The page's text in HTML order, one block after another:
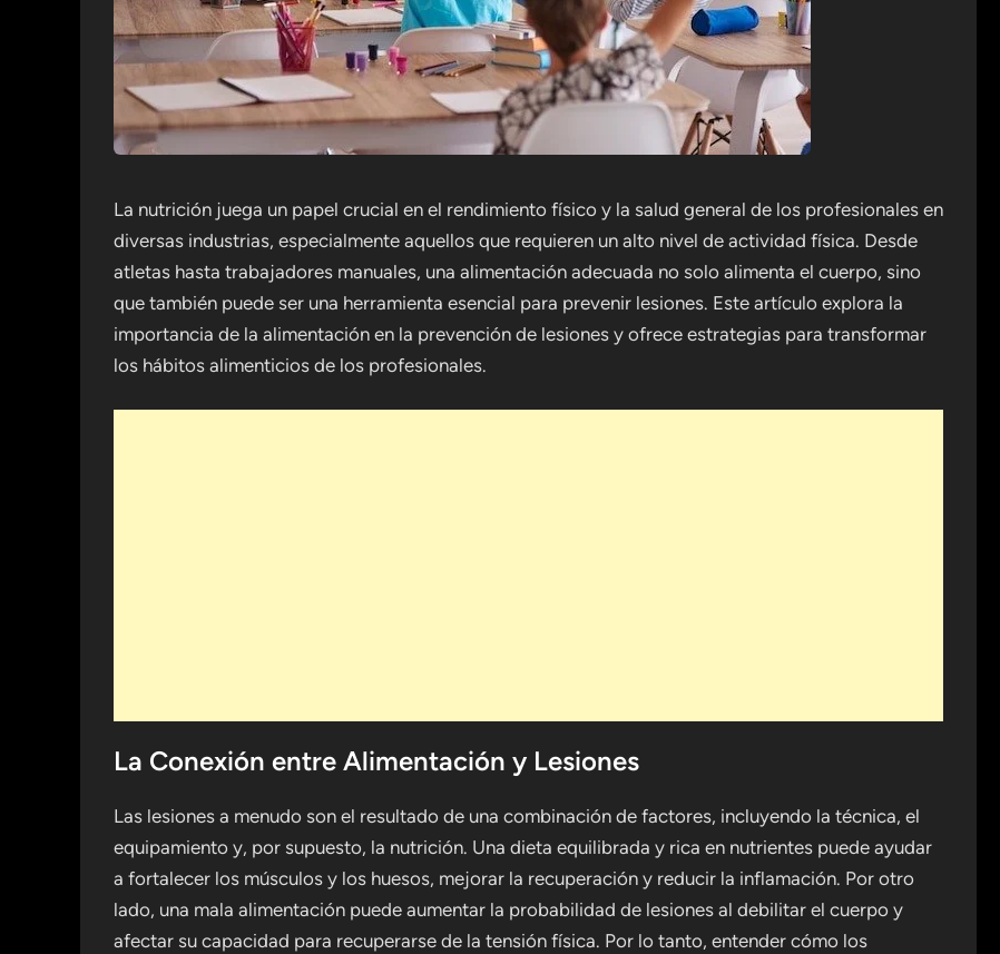
La nutrición juega un papel crucial en el rendimiento físico y la salud general de los profesionales en
diversas industrias, especialmente aquellos que requieren un alto nivel de actividad física. Desde
atletas hasta trabajadores manuales, una alimentación adecuada no solo alimenta el cuerpo, sino
que también puede ser una herramienta esencial para prevenir lesiones. Este artículo explora la
importancia de la alimentación en la prevención de lesiones y ofrece estrategias para transformar
los hábitos alimenticios de los profesionales.
La Conexión entre Alimentación y Lesiones
Las lesiones a menudo son el resultado de una combinación de factores, incluyendo la técnica, el
equipamiento y, por supuesto, la nutrición. Una dieta equilibrada y rica en nutrientes puede ayudar
a fortalecer los músculos y los huesos, mejorar la recuperación y reducir la inflamación. Por otro
lado, una mala alimentación puede aumentar la probabilidad de lesiones al debilitar el cuerpo y
afectar su capacidad para recuperarse de la tensión física. Por lo tanto, entender cómo los